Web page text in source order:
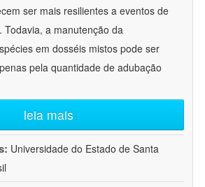
ser mais resilientes a eventos de
Todavia, a manutenção da
em dosséis mistos pode ser
pela quantidade de adubação
leia mais
Universidade do Estado de Santa